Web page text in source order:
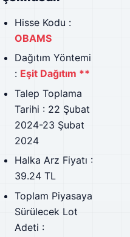
Hisse Kodu :
OBAMS
Dağıtım Yöntemi
: Eşit Dağıtım **
Talep Toplama
Tarihi : 22 Şubat
2024-23 Şubat
2024
Halka Arz Fiyatı :
39.24 TL
Toplam Piyasaya
Sürülecek Lot
Adeti :